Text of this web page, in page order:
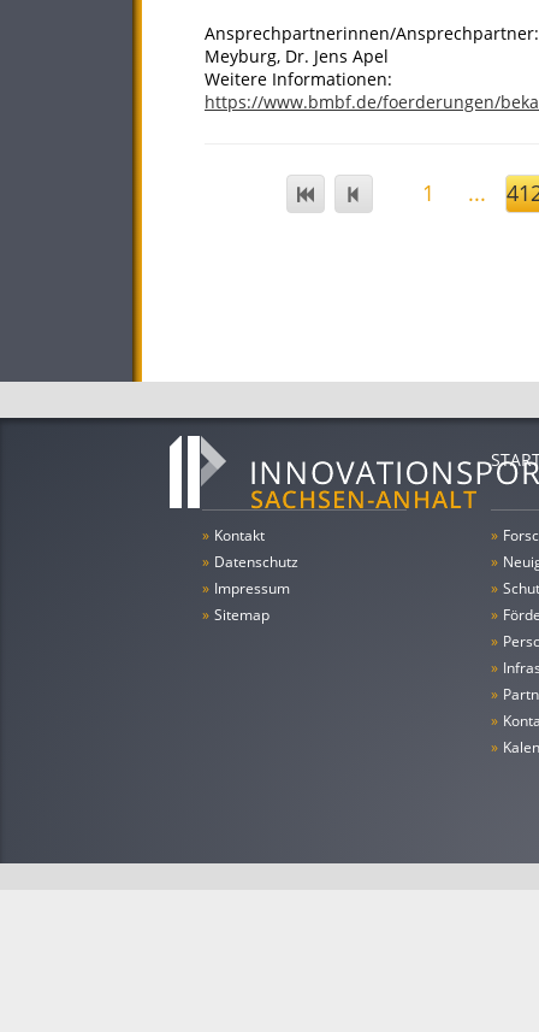
Ansprechpartnerinnen/
Meyburg, Dr. Jens Apel
Weitere Informationen:
https://www.bmbf.de/foerderungen/
1 ...
» Kontakt
» Datenschutz
» Impressum
» Sitemap
»
»
»
»
»
»
»
»
»